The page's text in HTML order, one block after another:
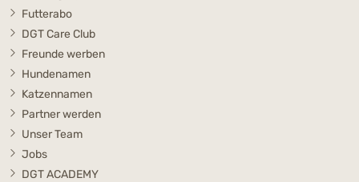
Futterabo
DGT Care Club
Freunde werben
Hundenamen
Katzennamen
Partner werden
Unser Team
Jobs
DGT ACADEMY